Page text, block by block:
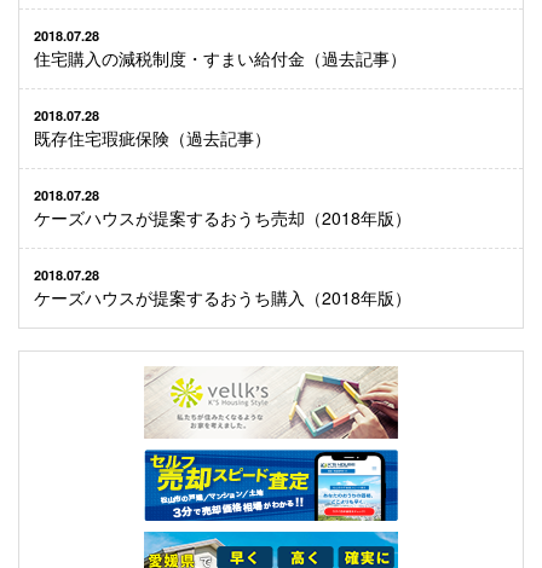
2018.07.28
住宅購入の減税制度・すまい給付金（過去記事）
2018.07.28
既存住宅瑕疵保険（過去記事）
2018.07.28
ケーズハウスが提案するおうち売却（2018年版）
2018.07.28
ケーズハウスが提案するおうち購入（2018年版）